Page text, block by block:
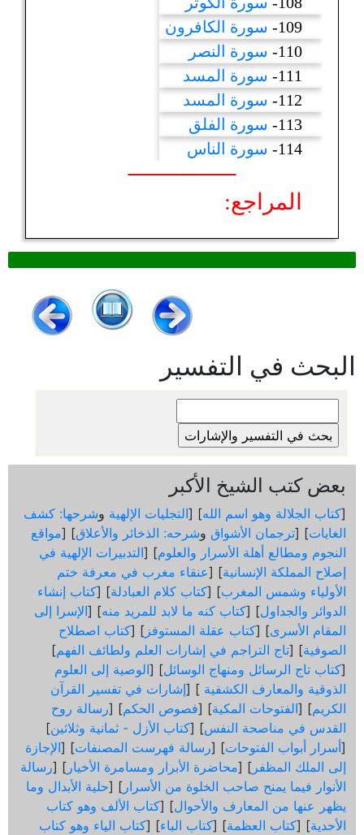
109-
سورة الكافرون
110-
سورة النصر
111-
سورة المسد
112-
سورة المسد
113-
سورة الفلق
114-
سورة الناس
المراجع:
البحث في التفسير
بعض كتب الشيخ الأكبر
[كتاب الجلالة وهو اسم الله] [التجليات الإلهية وشرحها: كشف
الغايات] [ترجمان الأشواق وشرحه: الذخائر والأعلاق] [مواقع
النجوم ومطالع أهلة الأسرار والعلوم] [التدبيرات الإلهية في
إصلاح المملكة الإنسانية] [عنقاء مغرب في معرفة ختم
الأولياء وشمس المغرب] [كتاب كلام العبادلة] [كتاب إنشاء
الدوائر والجداول] [كتاب كنه ما لابد للمريد منه] [الإسرا إلى
المقام الأسرى] [كتاب عقلة المستوفز ] [كتاب اصطلاح
الصوفية] [تاج التراجم في إشارات العلم ولطائف الفهم]
[كتاب تاج الرسائل ومنهاج الوسائل] [الوصية إلى العلوم
الذوقية والمعارف الكشفية ] [إشارات في تفسير القرآن
الكريم] [الفتوحات المكية] [فصوص الحكم] [رسالة روح
القدس في مناصحة النفس] [كتاب الأزل - ثمانية وثلاثين]
[أسرار أبواب الفتوحات] [رسالة فهرست المصنفات] [الإجازة
إلى الملك المظفر ] [محاضرة الأبرار ومسامرة الأخيار ] [رسالة
الأنوار فيما يمنح صاحب الخلوة من الأسرار ] [حلية الأبدال وما
يظهر عنها من المعارف والأحوال] [كتاب الألف وهو كتاب
الأحدية] [كتاب العظمة] [كتاب الباء] [كتاب الياء وهو كتاب